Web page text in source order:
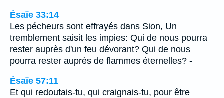
Ésaïe 33:14
Les pécheurs sont effrayés dans Sion, Un
tremblement saisit les impies: Qui de nous pourra
rester auprès d'un feu dévorant? Qui de nous
pourra rester auprès de flammes éternelles? -
Ésaïe 57:11
Et qui redoutais-tu, qui craignais-tu, pour être